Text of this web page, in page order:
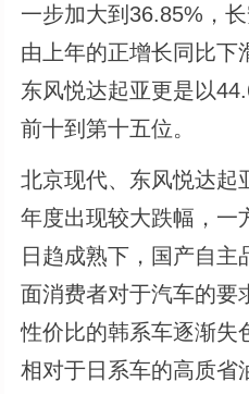
一步加大到36.85%，
由上年的正增长同比下
东风悦达起亚更是以
前十到第十五位。
北京现代、东风悦达起
年度出现较大跌幅，一
日趋成熟下，国产自主
面消费者对于汽车的要
性价比的韩系车逐渐失
相对于日系车的高质省